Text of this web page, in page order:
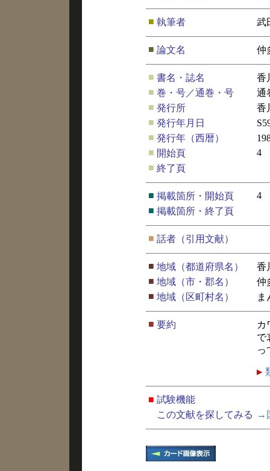
■ 執筆者 武
■ 論文名 仲
■ 書名・誌名
香
■ 巻・号／通巻・号
通
■ 発行所
香
■ 発行年月日
■ 発行年（西暦）
■ 開始頁
4
■ 終了頁
■ 掲載箇所・開始頁
4
■ 掲載箇所・終了頁
■ 話者（引用文献）
■ 地域（都道府県名）
香
■ 地域（市・郡名）
仲
■ 地域（区町村名） ま
■ 要約
カ
で
っ
■ 試験機能
この文献を探してみる
→